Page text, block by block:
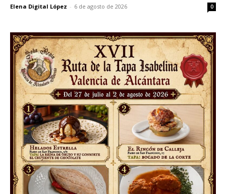
Elena Digital López - 6 de agosto de 2026 0